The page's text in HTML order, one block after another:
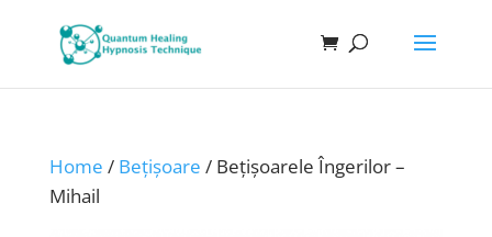
Home / Bețișoare / Bețișoarele Îngerilor –
Mihail